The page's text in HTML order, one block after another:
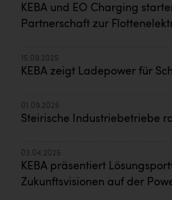
KEBA und EO Charging
Partnerschaft zur
15.09.2025
KEBA zeigt Ladepower für
01.09.2025
Steirische Industriebetriebe
03.04.2025
KEBA präsentiert
Zukunftsvisionen auf der